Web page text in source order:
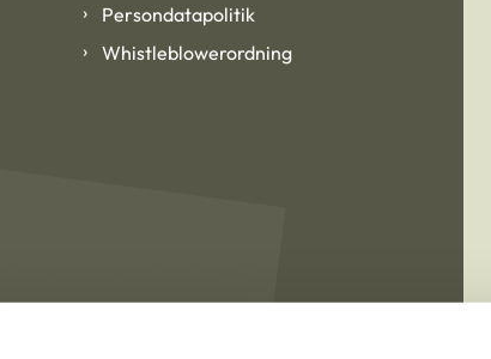
Persondatapolitik
Whistleblowerordning